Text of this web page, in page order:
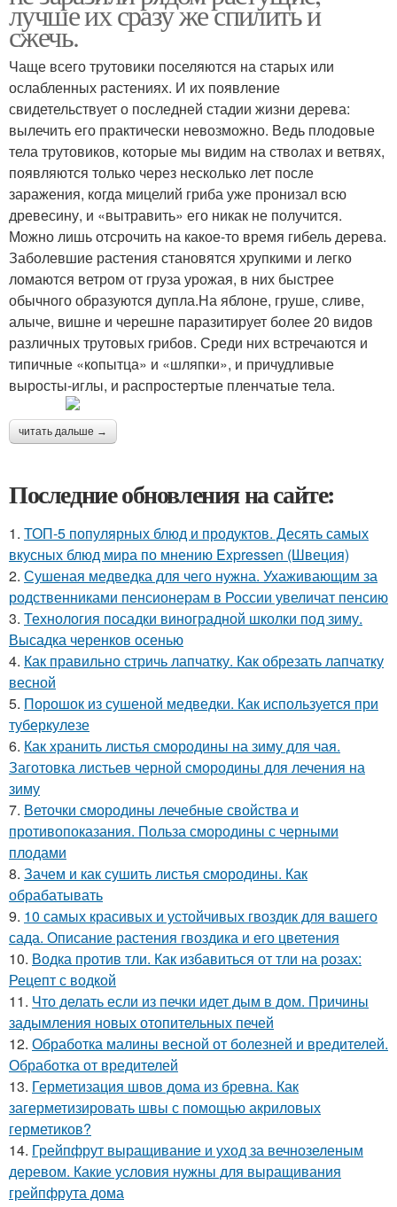
лучше их сразу же спилить и
сжечь.
Чаще всего трутовики поселяются на старых или
ослабленных растениях. И их появление
свидетельствует о последней стадии жизни дерева:
вылечить его практически невозможно. Ведь плодовые
тела трутовиков, которые мы видим на стволах и ветвях,
появляются только через несколько лет после
заражения, когда мицелий гриба уже пронизал всю
древесину, и «вытравить» его никак не получится.
Можно лишь отсрочить на какое-то время гибель дерева.
Заболевшие растения становятся хрупкими и легко
ломаются ветром от груза урожая, в них быстрее
обычного образуются дупла.На яблоне, груше, сливе,
алыче, вишне и черешне паразитирует более 20 видов
различных трутовых грибов. Среди них встречаются и
типичные «копытца» и «шляпки», и причудливые
выросты-иглы, и распростертые пленчатые тела.
читать дальше →
Последние обновления на сайте:
1. ТОП-5 популярных блюд и продуктов. Десять самых
вкусных блюд мира по мнению Expressen (Швеция)
2. Сушеная медведка для чего нужна. Ухаживающим за
родственниками пенсионерам в России увеличат пенсию
3. Технология посадки виноградной школки под зиму.
Высадка черенков осенью
4. Как правильно стричь лапчатку. Как обрезать лапчатку
весной
5. Порошок из сушеной медведки. Как используется при
туберкулезе
6. Как хранить листья смородины на зиму для чая.
Заготовка листьев черной смородины для лечения на
зиму
7. Веточки смородины лечебные свойства и
противопоказания. Польза смородины с черными
плодами
8. Зачем и как сушить листья смородины. Как
обрабатывать
9. 10 самых красивых и устойчивых гвоздик для вашего
сада. Описание растения гвоздика и его цветения
10. Водка против тли. Как избавиться от тли на розах:
Рецепт с водкой
11. Что делать если из печки идет дым в дом. Причины
задымления новых отопительных печей
12. Обработка малины весной от болезней и вредителей.
Обработка от вредителей
13. Герметизация швов дома из бревна. Как
загерметизировать швы с помощью акриловых
герметиков?
14. Грейпфрут выращивание и уход за вечнозеленым
деревом. Какие условия нужны для выращивания
грейпфрута дома